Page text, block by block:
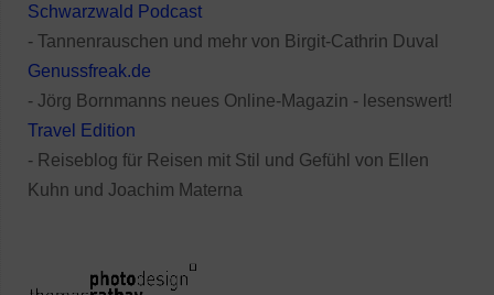
Schwarzwald Podcast
- Tannenrauschen und mehr von Birgit-Cathrin Duval
Genussfreak.de
- Jörg Bornmanns neues Online-Magazin - lesenswert!
Travel Edition
- Reiseblog für Reisen mit Stil und Gefühl von Ellen
Kuhn und Joachim Materna